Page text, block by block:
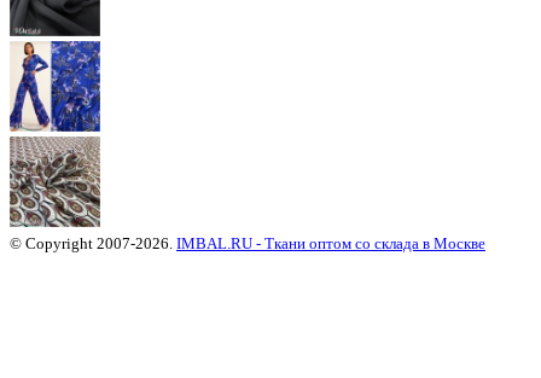
© Copyright 2007-2026. IMBAL.RU - Ткани оптом со склада в Москве